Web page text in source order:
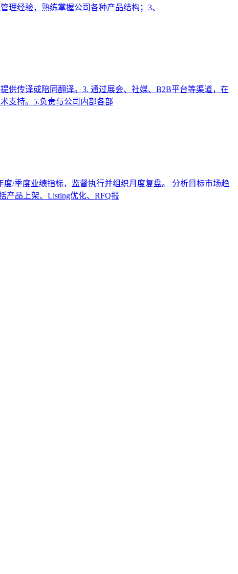
理经验，熟练掌握公司各种产品结构；3、
供传译或陪同翻译。3. 通过展会、社媒、B2B平台等渠道，在
支持。5.负责与公司内部各部
/季度业绩指标，监督执行并组织月度复盘。 分析目标市场趋
产品上架、Listing优化、RFQ报